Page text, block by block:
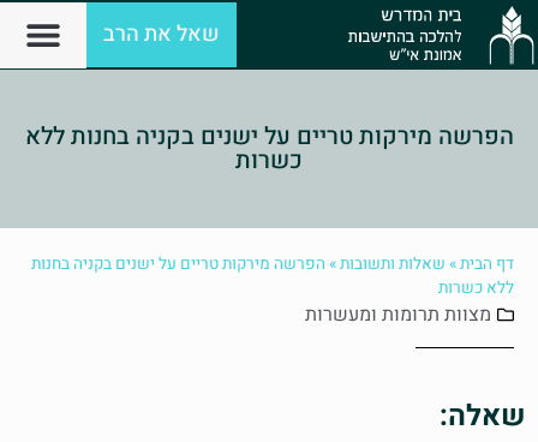
שאל את הרב
הפרשה מירקות טריים על ישנים בקניה בחנות ללא
כשרות
דף הבית» שאלות ותשובות» הפרשה מירקות טריים על ישנים בקניה בחנות
ללא כשרות
מצוות תרומות ומעשרות
שאלה: